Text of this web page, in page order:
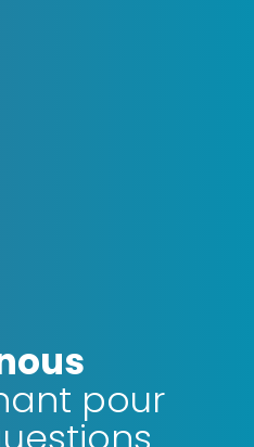
pour